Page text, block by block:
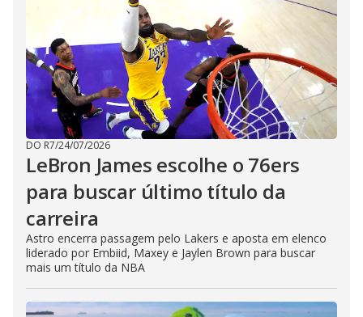
DO R7/24/07/2026
LeBron James escolhe o 76ers
para buscar último título da
carreira
Astro encerra passagem pelo Lakers e aposta em elenco
liderado por Embiid, Maxey e Jaylen Brown para buscar
mais um título da NBA